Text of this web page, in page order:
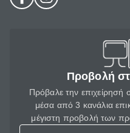
Προβολή
Πρόβαλε την
μέσα από 3 κανάλια
μέγιστη προβολή των